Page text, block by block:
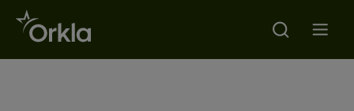
Go to frontpage
Search